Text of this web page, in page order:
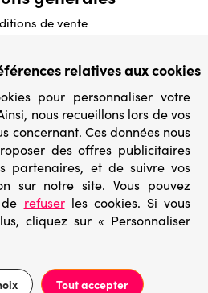
Ajouter au panier
de vente
légales
› Marques
arrivages
mystères
Prix minis
– Tous droits réservés
relatives aux cookies
pour personnaliser votre
nous recueillons lors de vos
concernant. Ces données nous
des offres publicitaires
partenaires, et de suivre vos
sur notre site. Vous pouvez
refuserles cookies. Si vous
cliquez sur « Personnaliser
Tout accepter